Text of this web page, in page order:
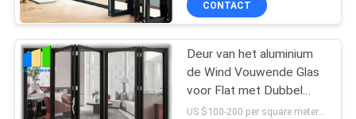
CONTACT
Deur van het aluminium
de Wind Vouwende Glas
voor Flat met Dubbel
Verglaasd Glas
US $100-200 per square meter MOQ:Geen MOQ, 1 vierkante ook beschikbare meter